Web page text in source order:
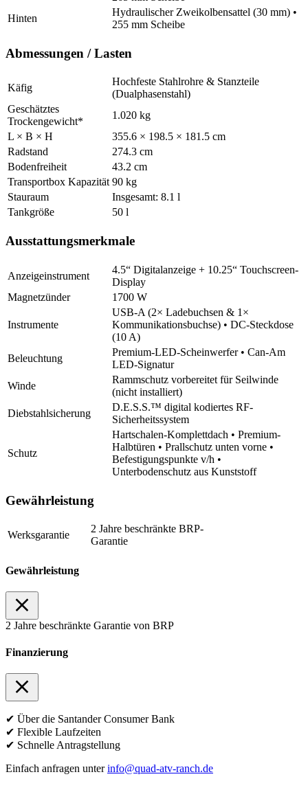
Hinten
Hydraulischer Zweikolbensattel (30 mm) •
255 mm Scheibe
Abmessungen / Lasten
Käfig
Hochfeste Stahlrohre & Stanzteile
(Dualphasenstahl)
Geschätztes
Trockengewicht*
1.020 kg
L × B × H
355.6 × 198.5 × 181.5 cm
Radstand
274.3 cm
Bodenfreiheit
43.2 cm
Transportbox Kapazität 90 kg
Stauraum
Insgesamt: 8.1 l
Tankgröße
50 l
Ausstattungsmerkmale
Anzeigeinstrument
4.5“ Digitalanzeige + 10.25“ Touchscreen-
Display
Magnetzünder
1700 W
Instrumente
USB-A (2× Ladebuchsen & 1×
Kommunikationsbuchse) • DC-Steckdose
(10 A)
Beleuchtung
Premium-LED-Scheinwerfer • Can-Am
LED-Signatur
Winde
Rammschutz vorbereitet für Seilwinde
(nicht installiert)
Diebstahlsicherung
D.E.S.S.™ digital kodiertes RF-
Sicherheitssystem
Schutz
Hartschalen-Komplettdach • Premium-
Halbtüren • Prallschutz unten vorne •
Befestigungspunkte v/h •
Unterbodenschutz aus Kunststoff
Gewährleistung
Werksgarantie
2 Jahre beschränkte BRP-
Garantie
Gewährleistung
2 Jahre beschränkte Garantie von BRP
Finanzierung
✔ Über die Santander Consumer Bank
✔ Flexible Laufzeiten
✔ Schnelle Antragstellung
Einfach anfragen unterinfo@quad-atv-ranch.de